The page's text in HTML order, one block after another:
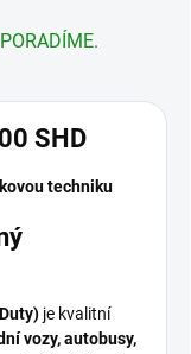
SHD
techniku
je kvalitní
vozy, autobusy,